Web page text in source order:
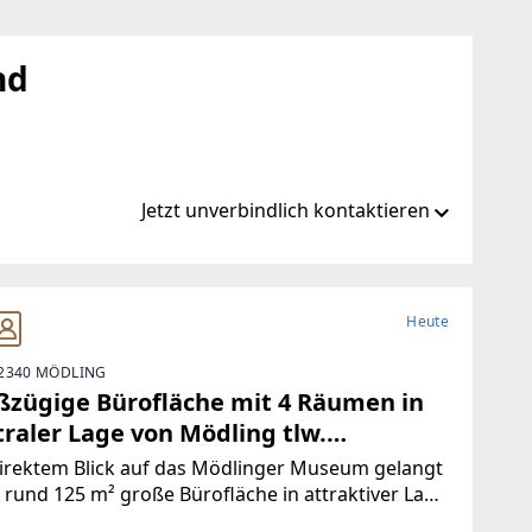
Jetzt unverbindlich kontaktieren
Heute
MÖDLING
Bürofläche mit 4 Räumen in
Lage von Mödling tlw.
Blick auf das Mödlinger Museum gelangt
rund 125 m² große Bürofläche in attraktiver Lage